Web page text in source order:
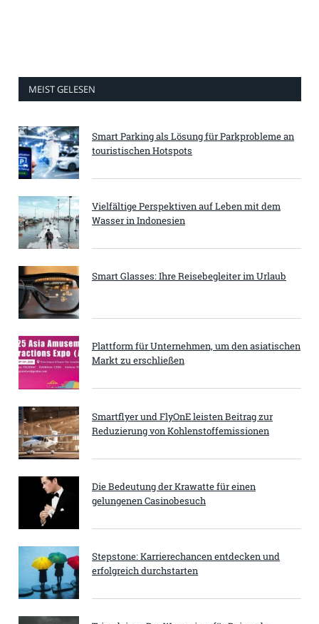
MEIST GELESEN
Smart Parking als Lösung für Parkprobleme an
touristischen Hotspots
Vielfältige Perspektiven auf Leben mit dem
Wasser in Indonesien
Smart Glasses: Ihre Reisebegleiter im Urlaub
Plattform für Unternehmen, um den asiatischen
Markt zu erschließen
Smartflyer und FlyOnE leisten Beitrag zur
Reduzierung von Kohlenstoffemissionen
Die Bedeutung der Krawatte für einen
gelungenen Casinobesuch
Stepstone: Karrierechancen entdecken und
erfolgreich durchstarten